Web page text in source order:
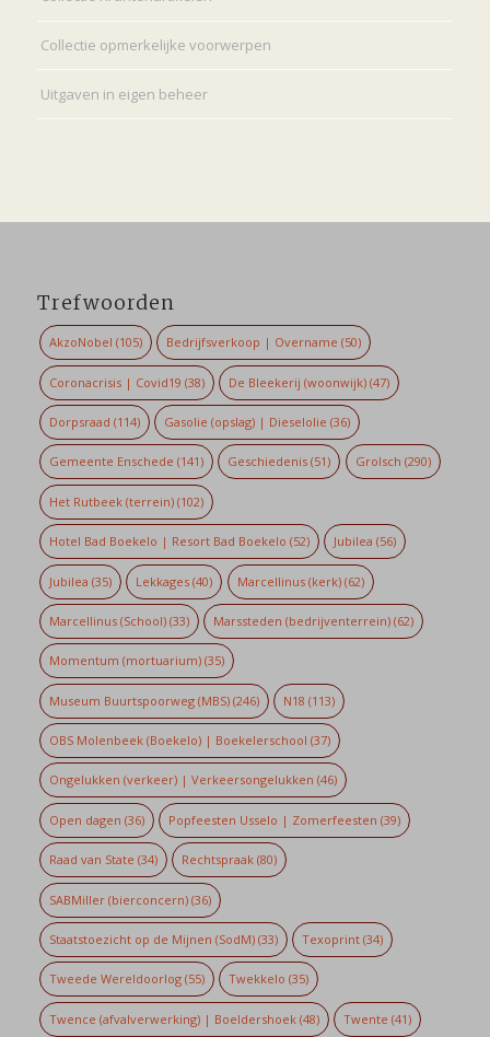
Collectie opmerkelijke voorwerpen
Uitgaven in eigen beheer
Trefwoorden
AkzoNobel (105) Bedrijfsverkoop | Overname (50)
Coronacrisis | Covid19 (38) De Bleekerij (woonwijk) (47)
Dorpsraad (114) Gasolie (opslag) | Dieselolie (36)
Gemeente Enschede (141) Geschiedenis (51) Grolsch (290)
Het Rutbeek (terrein)(102)
Hotel Bad Boekelo | Resort Bad Boekelo (52) Jubilea (56)
Jubilea (35) Lekkages (40) Marcellinus (kerk)(62)
Marcellinus (School)(33) Marssteden (bedrijventerrein) (62)
Momentum (mortuarium)(35)
Museum Buurtspoorweg (MBS)(246) N18 (113)
OBS Molenbeek (Boekelo) | Boekelerschool (37)
Ongelukken (verkeer) | Verkeersongelukken (46)
Open dagen (36) Popfeesten Usselo | Zomerfeesten (39)
Raad van State (34) Rechtspraak (80)
SABMiller (bierconcern)(36)
Staatstoezicht op de Mijnen (SodM)(33) Texoprint (34)
Tweede Wereldoorlog(55) Twekkelo (35)
Twence (afvalverwerking) | Boeldershoek(48) Twente (41)